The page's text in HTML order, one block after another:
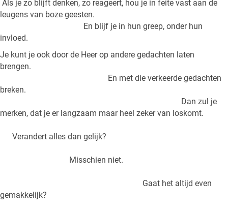
Als je zo blijft denken, zo reageert, hou je in feite vast aan de
leugens van boze geesten.
En blijf je in hun greep, onder hun
invloed.
Je kunt je ook door de Heer op andere gedachten laten
brengen.
En met die verkeerde gedachten
breken.
Dan zul je
merken, dat je er langzaam maar heel zeker van loskomt.
Verandert alles dan gelijk?
Misschien niet.
Gaat het altijd even
gemakkelijk?